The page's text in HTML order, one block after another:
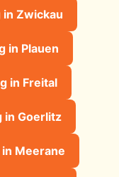
Zwickau
in Plauen
in Freital
in Goerlitz
Meerane